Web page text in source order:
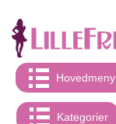
Hovedmeny
Kategorier